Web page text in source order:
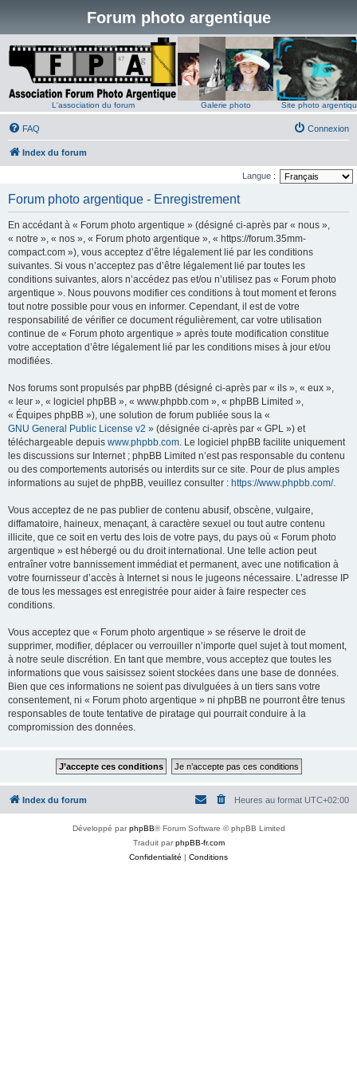
Forum photo argentique
L'association du forum Galerie photo Site photo
FAQ Connexion
Index du forum
Langue :
Forum photo argentique - Enregistrement
En accédant à « Forum photo argentique » (désigné ci-après par « nous »,
« notre », « nos », « Forum photo argentique », « https://forum.35mm-
compact.com »), vous acceptez d’être légalement lié par les conditions
suivantes. Si vous n’acceptez pas d’être légalement lié par toutes les
conditions suivantes, alors n’accédez pas et/ou n’utilisez pas « Forum photo
argentique ». Nous pouvons modifier ces conditions à tout moment et ferons
tout notre possible pour vous en informer. Cependant, il est de votre
responsabilité de vérifier ce document régulièrement, car votre utilisation
continue de « Forum photo argentique » après toute modification constitue
votre acceptation d’être légalement lié par les conditions mises à jour et/ou
modifiées.
Nos forums sont propulsés par phpBB (désigné ci-après par « ils », « eux »,
« leur », « logiciel phpBB », « www.phpbb.com », « phpBB Limited »,
« Équipes phpBB »), une solution de forum publiée sous la «
GNU General Public License v2 » (désignée ci-après par « GPL ») et
téléchargeable depuis www.phpbb.com. Le logiciel phpBB facilite uniquement
les discussions sur Internet ; phpBB Limited n’est pas responsable du contenu
ou des comportements autorisés ou interdits sur ce site. Pour de plus amples
informations au sujet de phpBB, veuillez consulter : https://www.phpbb.com/.
Vous acceptez de ne pas publier de contenu abusif, obscène, vulgaire,
diffamatoire, haineux, menaçant, à caractère sexuel ou tout autre contenu
illicite, que ce soit en vertu des lois de votre pays, du pays où « Forum photo
argentique » est hébergé ou du droit international. Une telle action peut
entraîner votre bannissement immédiat et permanent, avec une notification à
votre fournisseur d’accès à Internet si nous le jugeons nécessaire. L’adresse IP
de tous les messages est enregistrée pour aider à faire respecter ces
conditions.
Vous acceptez que « Forum photo argentique » se réserve le droit de
supprimer, modifier, déplacer ou verrouiller n’importe quel sujet à tout moment,
à notre seule discrétion. En tant que membre, vous acceptez que toutes les
informations que vous saisissez soient stockées dans une base de données.
Bien que ces informations ne soient pas divulguées à un tiers sans votre
consentement, ni « Forum photo argentique » ni phpBB ne pourront être tenus
responsables de toute tentative de piratage qui pourrait conduire à la
compromission des données.
Index du forum Heures au format UTC+02:00
Développé parphpBB® Forum Software © phpBB Limited
Traduit parphpBB-fr.com
Confidentialité | Conditions